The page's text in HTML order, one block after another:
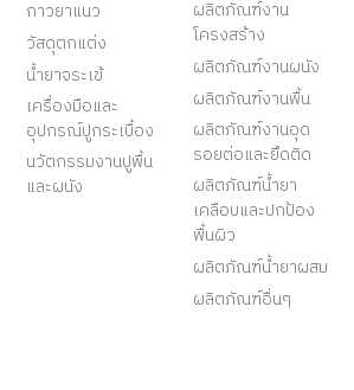
กาวยาแนว
วัสดุตกแต่ง
น้ำยาจระเข้
เครื่องมือและ
อุปกรณ์ปูกระเบื้อง
นวัตกรรมงานปูพื้น
และผนัง
ผลิตภัณฑ์งาน
โครงสร้าง
ผลิตภัณฑ์งานผนัง
ผลิตภัณฑ์งานพื้น
ผลิตภัณฑ์งานอุด
รอยต่อและยึดติด
ผลิตภัณฑ์น้ำยา
เคลือบและปกป้อง
พื้นผิว
ผลิตภัณฑ์น้ำยาผสม
ผลิตภัณฑ์อื่นๆ